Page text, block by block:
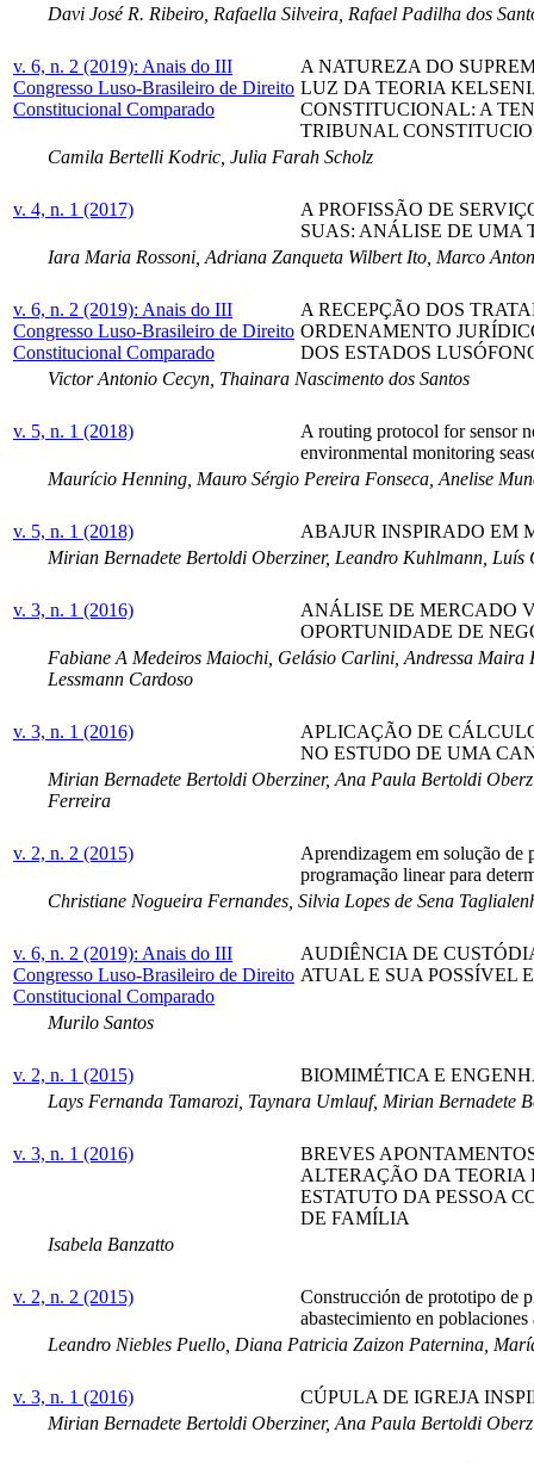
Davi José R. Ribeiro, Rafaella Silveira, Rafael Padilha dos
v. 6, n. 2 (2019): Anais do III
Congresso Luso-Brasileiro de Direito
Constitucional Comparado
A NATUREZA DO
LUZ DA TEORIA
CONSTITUCIONAL: A
TRIBUNAL
Camila Bertelli Kodric, Julia Farah Scholz
v. 4, n. 1 (2017)
A PROFISSÃO DE
SUAS: ANÁLISE DE UMA
Iara Maria Rossoni, Adriana Zanqueta Wilbert Ito, Marco
v. 6, n. 2 (2019): Anais do III
Congresso Luso-Brasileiro de Direito
Constitucional Comparado
A RECEPÇÃO DOS
ORDENAMENTO
DOS ESTADOS
Victor Antonio Cecyn, Thainara Nascimento dos Santos
v. 5, n. 1 (2018)
A routing protocol for sensor
environmental monitoring
Maurício Henning, Mauro Sérgio Pereira Fonseca, Anelise
v. 5, n. 1 (2018)
ABAJUR INSPIRADO EM
Mirian Bernadete Bertoldi Oberziner, Leandro Kuhlmann,
v. 3, n. 1 (2016)
ANÁLISE DE MERCADO
OPORTUNIDADE DE
Fabiane A Medeiros Maiochi, Gelásio Carlini, Andressa Maira
Lessmann Cardoso
v. 3, n. 1 (2016)
APLICAÇÃO DE
NO ESTUDO DE UMA
Mirian Bernadete Bertoldi Oberziner, Ana Paula Bertoldi
Ferreira
v. 2, n. 2 (2015)
Aprendizagem em solução de
programação linear para
Christiane Nogueira Fernandes, Silvia Lopes de Sena
v. 6, n. 2 (2019): Anais do III
Congresso Luso-Brasileiro de Direito
Constitucional Comparado
AUDIÊNCIA DE
ATUAL E SUA POSSÍVEL
Murilo Santos
v. 2, n. 1 (2015)
BIOMIMÉTICA E
Lays Fernanda Tamarozi, Taynara Umlauf, Mirian Bernadete
v. 3, n. 1 (2016)
BREVES
ALTERAÇÃO DA TEORIA
ESTATUTO DA PESSOA
DE FAMÍLIA
Isabela Banzatto
v. 2, n. 2 (2015)
Construcción de prototipo de
abastecimiento en poblaciones
Leandro Niebles Puello, Diana Patricia Zaizon Paternina,
v. 3, n. 1 (2016)
CÚPULA DE IGREJA
Mirian Bernadete Bertoldi Oberziner, Ana Paula Bertoldi